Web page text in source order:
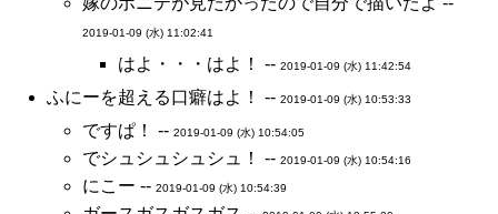
2019-01-09 (水) 11:02:41
はよ・・・はよ！ -- 2019-01-09 (水) 11:42:54
ふにーを超える口癖はよ！ -- 2019-01-09 (水) 10:53:33
ですぱ！ -- 2019-01-09 (水) 10:54:05
でシュシュシュシュ！ -- 2019-01-09 (水) 10:54:16
にこー -- 2019-01-09 (水) 10:54:39